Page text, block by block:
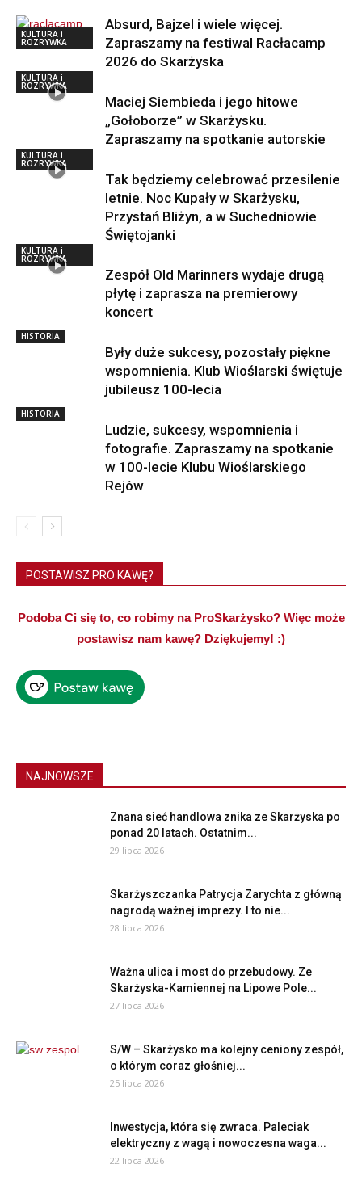
KULTURA i
ROZRYWKA
Absurd, Bajzel i wiele więcej.
Zapraszamy na festiwal Racłacamp
2026 do Skarżyska
KULTURA i
ROZRYWKA
Maciej Siembieda i jego hitowe
„Gołoborze” w Skarżysku.
Zapraszamy na spotkanie autorskie
KULTURA i
ROZRYWKA
Tak będziemy celebrować przesilenie
letnie. Noc Kupały w Skarżysku,
Przystań Bliżyn, a w Suchedniowie
Świętojanki
KULTURA i
ROZRYWKA
Zespół Old Marinners wydaje drugą
płytę i zaprasza na premierowy
koncert
HISTORIA
Były duże sukcesy, pozostały piękne
wspomnienia. Klub Wioślarski świętuje
jubileusz 100-lecia
HISTORIA
Ludzie, sukcesy, wspomnienia i
fotografie. Zapraszamy na spotkanie
w 100-lecie Klubu Wioślarskiego
Rejów
POSTAWISZ PRO KAWĘ?
Podoba Ci się to, co robimy na ProSkarżysko? Więc może
postawisz nam kawę? Dziękujemy! :)
NAJNOWSZE
Znana sieć handlowa znika ze Skarżyska po
ponad 20 latach. Ostatnim...
29 lipca 2026
Skarżyszczanka Patrycja Zarychta z główną
nagrodą ważnej imprezy. I to nie...
28 lipca 2026
Ważna ulica i most do przebudowy. Ze
Skarżyska-Kamiennej na Lipowe Pole...
27 lipca 2026
S/W – Skarżysko ma kolejny ceniony zespół,
o którym coraz głośniej...
25 lipca 2026
Inwestycja, która się zwraca. Paleciak
elektryczny z wagą i nowoczesna waga...
22 lipca 2026